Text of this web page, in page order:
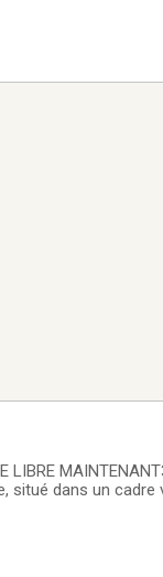
situé dans un cadre